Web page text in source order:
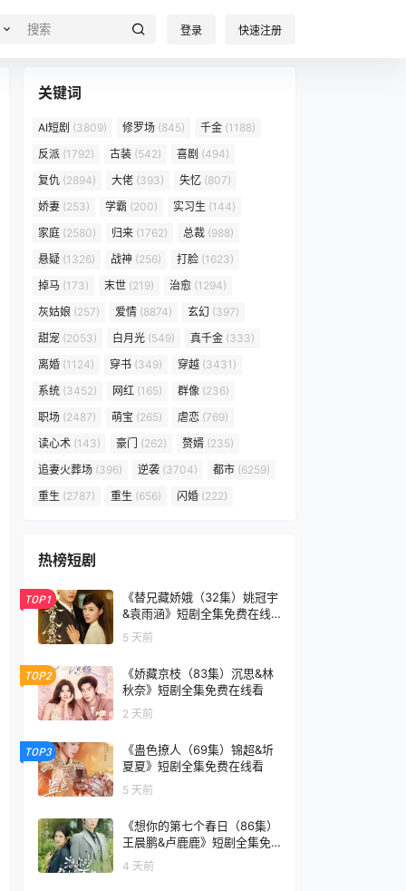
登录 快速注册
关键词
AI短剧 (3809) 修罗场 (845) 千金 (1188)
反派 (1792) 古装 (542) 喜剧 (494)
复仇 (2894) 大佬 (393) 失忆 (807)
娇妻 (253) 学霸 (200) 实习生 (144)
家庭 (2580) 归来 (1762) 总裁 (988)
悬疑 (1326) 战神 (256) 打脸 (1623)
掉马 (173) 末世 (219) 治愈 (1294)
灰姑娘 (257) 爱情 (8874) 玄幻 (397)
甜宠 (2053) 白月光 (549) 真千金 (333)
离婚 (1124) 穿书 (349) 穿越 (3431)
系统 (3452) 网红 (165) 群像 (236)
职场 (2487) 萌宝 (265) 虐恋 (769)
读心术 (143) 豪门 (262) 赘婿 (235)
追妻火葬场 (396) 逆袭 (3704) 都市 (6259)
重生 (2787) 重生 (656) 闪婚 (222)
热榜短剧
TOP1
《替兄藏娇娥（32集）姚冠宇
&袁雨涵》短剧全集免费在线
看
5 天前
TOP2
《娇藏京枝（83集）沉思&林
秋奈》短剧全集免费在线看
2 天前
TOP3
《蛊色撩人（69集）锦超&圻
夏夏》短剧全集免费在线看
5 天前
《想你的第七个春日（86集）
王晨鹏&卢鹿鹿》短剧全集免
费在线看
4 天前